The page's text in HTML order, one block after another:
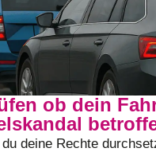
ob dein
deine Rechte